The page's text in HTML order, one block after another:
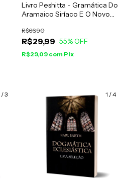
Livro Peshitta - Gramática Do
Aramaico Siríaco E O Novo
Aramaico - Leonardo
Andrade
R$29,99
R$66,90
55% OFF
R$29,09 com Pix
/3 1 /4